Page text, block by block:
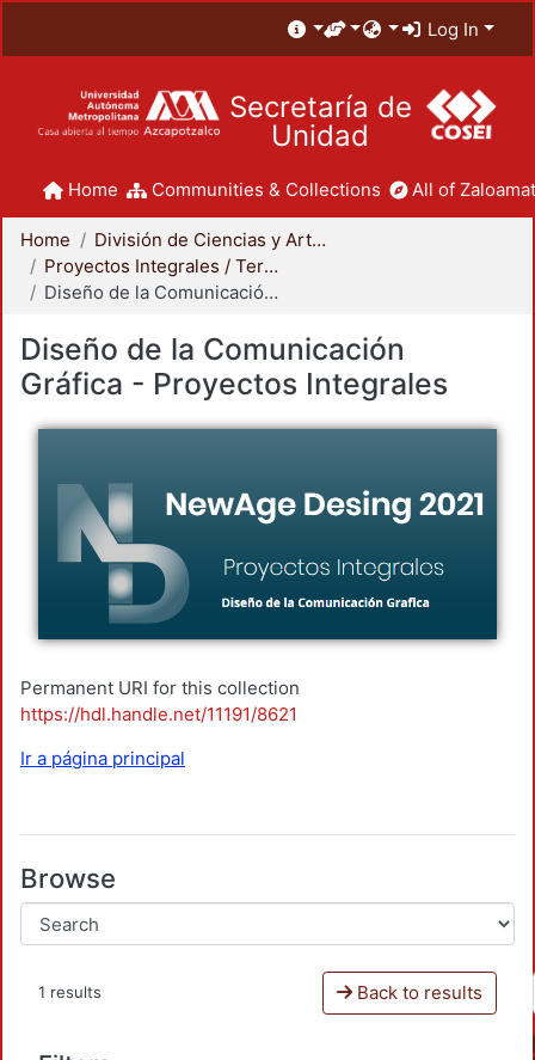
Log In
Secretaría de
Unidad
Home Communities & Collections All of
Home
División de Ciencias y Artes para el Diseño
Proyectos Integrales / Terminales - Licenciatura
Diseño de la Comunicación Gráfica - Proyectos Integrales
Diseño de la Comunicación
Gráfica - Proyectos Integrales
Permanent URI for this collection
https://hdl.handle.net/11191/8621
Ir a página principal
Browse
1 results Back to results